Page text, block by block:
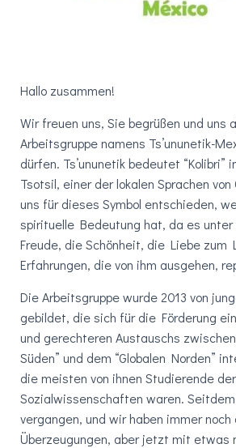
Hallo zusammen!
Wir freuen uns, Sie begrüßen und uns
Arbeitsgruppe namens Ts’ununetik-
dürfen. Ts’ununetik bedeutet “Kolibri”
Tsotsil, einer der lokalen Sprachen
uns für dieses Symbol entschieden,
spirituelle Bedeutung hat, da es
Freude, die Schönheit, die Liebe zum
Erfahrungen, die von ihm ausgehen,
Die Arbeitsgruppe wurde 2013 von
gebildet, die sich für die Förderung
und gerechteren Austauschs zwischen
Süden” und dem “Globalen Norden”
die meisten von ihnen Studierende der
Sozialwissenschaften waren.
vergangen, und wir haben immer
Überzeugungen, aber jetzt mit etwas